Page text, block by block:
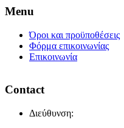
Menu
Όροι και προϋποθέσεις
Φόρμα επικοινωνίας
Επικοινωνία
Contact
Διεύθυνση: